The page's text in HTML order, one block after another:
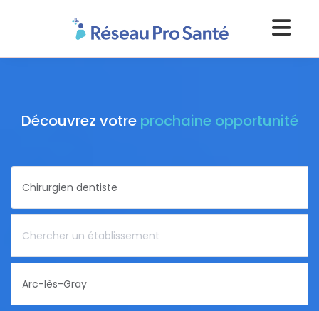
Découvrez votre prochaine opportunité